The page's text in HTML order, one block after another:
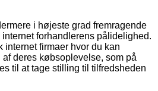
i højeste grad fremragende
forhandlerens pålidelighed.
internet firmaer hvor du kan
deres købsoplevelse, som på
til at tage stilling til tilfredsheden